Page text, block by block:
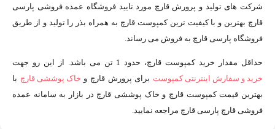
شرکت های تولید و پرورش قارچ مورد تایید فروشگاه عمده فروشی پارسی
قارچ بهترین و با کیفیت ترین کمپوست قارچ به همراه بذر را تولید و از طریق
فروشگاه پارسی قارچ به فروش می رساند.
حداقل مقدار خرید کمپوست قارچ، حدود 1 تن می باشد. از این رو جهت
خرید و سفارش اینترنتی کمپوستبرای پرورش قارچ و خاک پوششی قارچ با
بهترین قیمت کمپوست قارچ و خاک پوششی قارچ در بازار به سامانه عمده
فروشی قارچ پارسی قارچ مراجعه نمایید.